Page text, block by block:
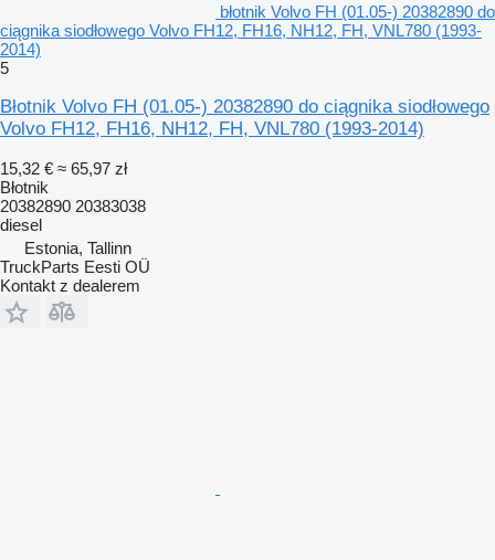
błotnik Volvo FH (01.05-) 20382890 do
ciągnika siodłowego Volvo FH12, FH16, NH12, FH, VNL780 (1993-
2014)
5
Błotnik Volvo FH (01.05-) 20382890 do ciągnika siodłowego
Volvo FH12, FH16, NH12, FH, VNL780 (1993-2014)
15,32 € ≈ 65,97 zł
Błotnik
20382890 20383038
diesel
Estonia, Tallinn
TruckParts Eesti OÜ
Kontakt z dealerem